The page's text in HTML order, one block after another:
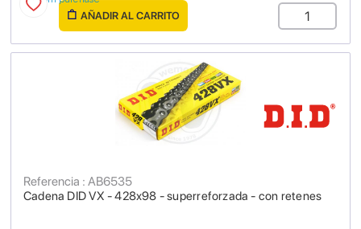
AÑADIR AL CARRITO
Cadena DID VX - 428x98 - superreforzada - con retenes
Referencia : AB6535